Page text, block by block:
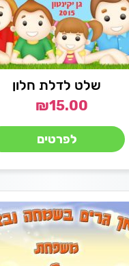
שלט לדלת חלון
₪15.00
לפרטים